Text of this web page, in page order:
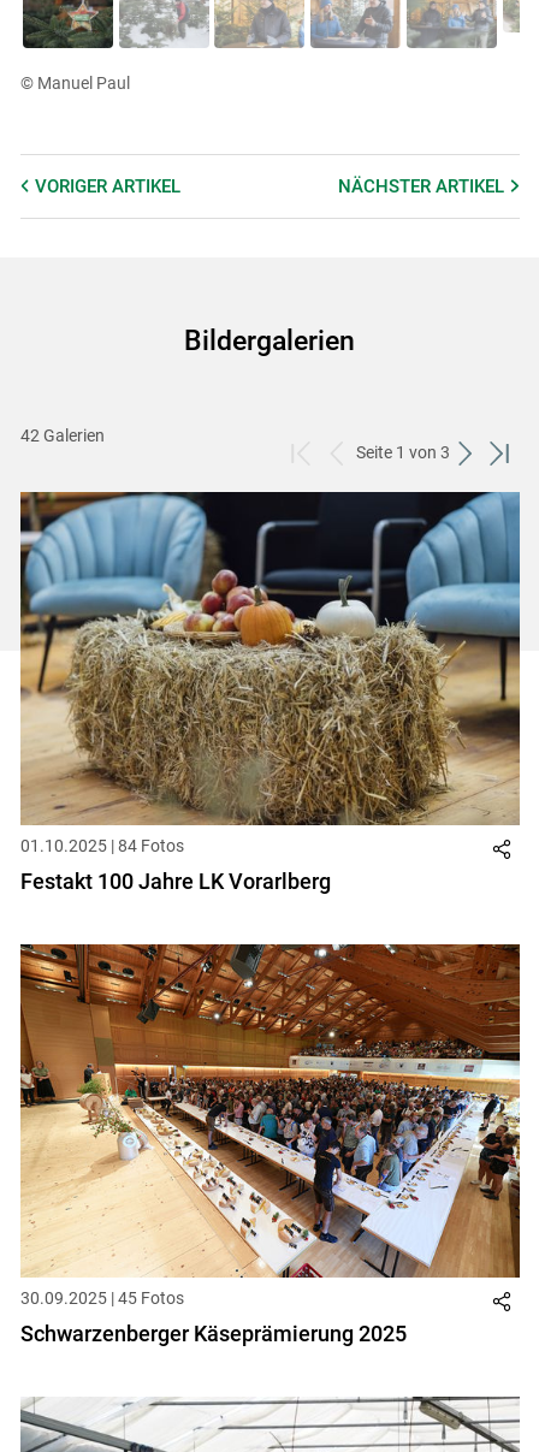
© Manuel Paul
VORIGER ARTIKEL NÄCHSTERARTIKEL
Bildergalerien
ersten
Set
zum
vorigen
Seite 1 von 3
weiter
zum
nächsten
Set
zum
42 Galerien
01.10.2025 | 84 Fotos
Festakt 100 Jahre LK Vorarlberg
30.09.2025 | 45 Fotos
Schwarzenberger Käseprämierung 2025